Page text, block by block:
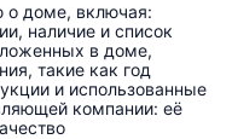
о доме, включая:
наличие и список
в доме,
такие как год
и использованные
компании: её